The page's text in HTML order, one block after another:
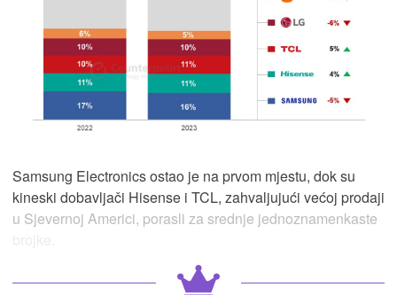
Samsung Electronics ostao je na prvom mjestu, dok su
kineski dobavljači Hisense i TCL, zahvaljujući većoj prodaji
u Sjevernoj Americi, porasli za srednje jednoznamenkaste